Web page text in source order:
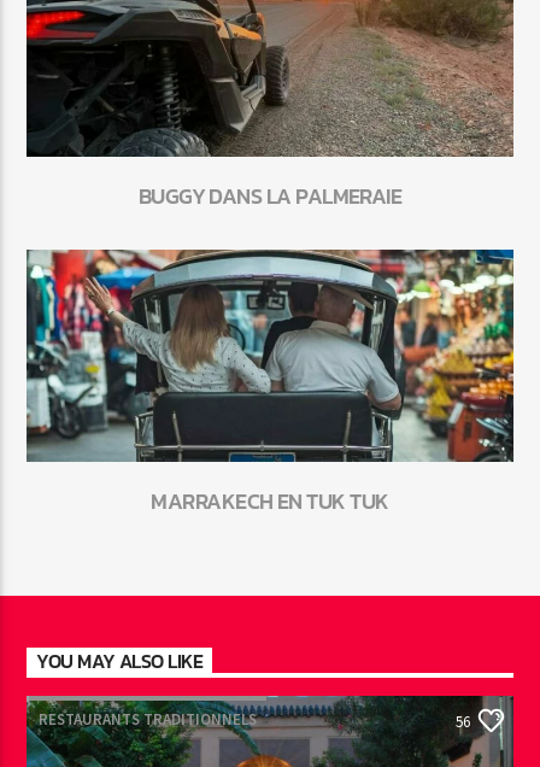
BUGGY DANS LA PALMERAIE
MARRAKECH EN TUK TUK
YOU MAY ALSO LIKE
RESTAURANTS TRADITIONNELS 56